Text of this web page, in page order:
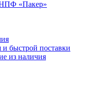
быстрой поставки